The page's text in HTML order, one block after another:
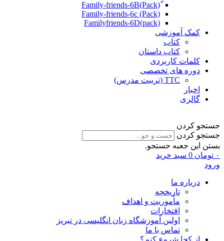
Family-friends-6c (Pack)
Familyfriends-6D(pack)
کمک آموزشی
کتاب
کتاب داستان
کلمات کاربردی
دوره های تخصصی
TTC (تربیت مدرس)
اخبار
گالری
جستجو کردن
جستجو کردن
بستن این جعبه جستجو.
۰ تومان 0 سبد خرید
ورود
درباره ما
تاریخچه
مأموریت و اهداف
افتخارات
اولین آموزشگاه زبان انگلیسی در تبریز
تماس با ما
از کجا شروع کنم؟